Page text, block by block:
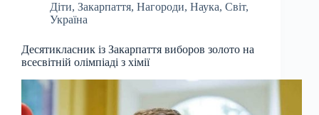
Діти, Закарпаття, Нагороди, Наука, Світ,
Україна
Десятикласник із Закарпаття виборов золото на
всесвітній олімпіаді з хімії